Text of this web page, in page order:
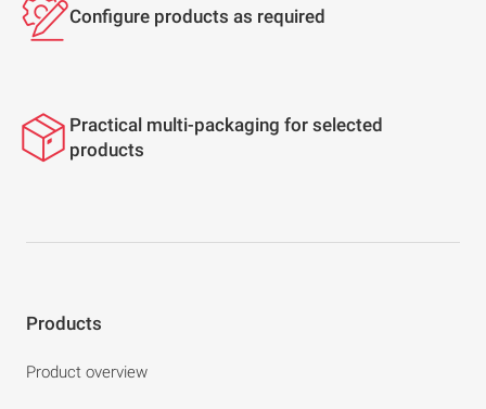
Configure products as required
Practical multi-packaging for selected
products
Products
Product overview